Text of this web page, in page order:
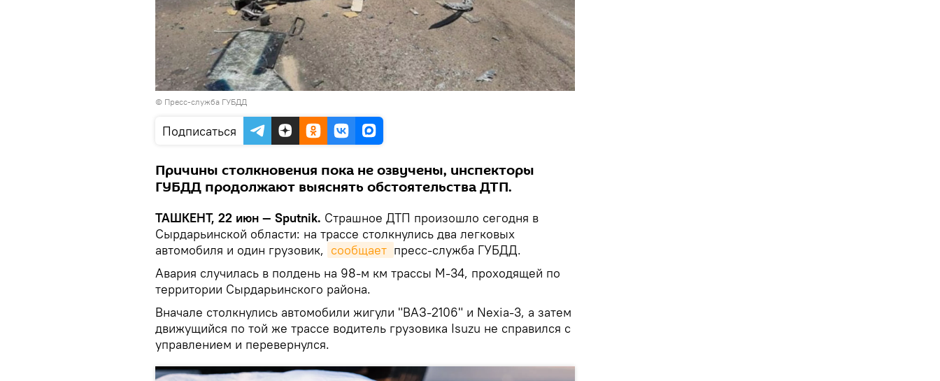
© Пресс-служба ГУБДД
Подписаться
Причины столкновения пока не озвучены, инспекторы
ГУБДД продолжают выяснять обстоятельства ДТП.
ТАШКЕНТ, 22 июн — Sputnik. Страшное ДТП произошло сегодня в
Сырдарьинской области: на трассе столкнулись два легковых
автомобиля и один грузовик, сообщает пресс-служба ГУБДД.
Авария случилась в полдень на 98-м км трассы М-34, проходящей по
территории Сырдарьинского района.
Вначале столкнулись автомобили жигули "ВАЗ-2106" и Nexia-3, а затем
движущийся по той же трассе водитель грузовика Isuzu не справился с
управлением и перевернулся.